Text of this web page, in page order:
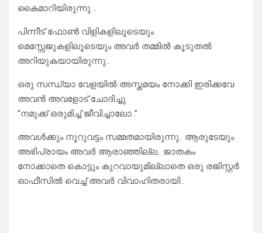
കൈമാറിയിരുന്നു ..
പിന്നീട് ഫോൺ വിളികളിലൂടെയും
മെസ്സേജുകളിലൂടെയും അവർ തമ്മിൽ കൂടുതൽ
അറിയുകയായിരുന്നു..
ഒരു സന്ധ്യാ വേളയിൽ അസ്തമയം നോക്കി ഇരിക്കവേ
അവൻ അവളോട് ചോദിച്ചു
“നമുക്ക് ഒരുമിച്ച് ജീവിച്ചാലോ..”
അവൾക്കും നൂറുവട്ടം സമ്മതമായിരുന്നു.. ആരുടേയും
അഭിപ്രായം അവർ ആരാഞ്ഞില്ല.. ജാതകം
നോക്കാതെ കൊട്ടും കുറവായുമില്ലാതെ ഒരു രജിസ്റ്റർ
ഓഫീസിൽ വെച്ച് അവർ വിവാഹിതരായി..